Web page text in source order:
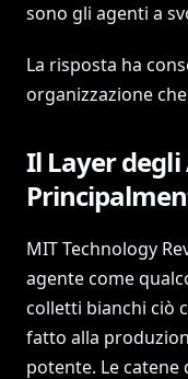
sono gli agenti a
La risposta ha
organizzazione
Il Layer
MIT Technology
agente come
colletti bianchi ciò
fatto alla
potente. Le